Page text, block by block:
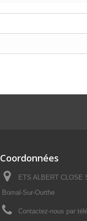
Coordonnées
ETS ALBERT CLOSE
Bomal-Sur-Ourthe
Contactez-nous par